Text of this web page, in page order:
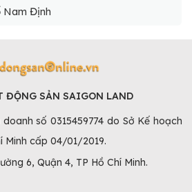
Nam Định
ĐỘNG SẢN SAIGON LAND
số 0315459774 do Sở Kế hoạch
Minh cấp 04/01/2019.
6, Quận 4, TP Hồ Chí Minh.